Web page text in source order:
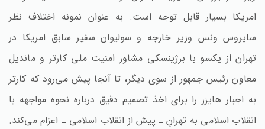
امریکا بسیار قابل توجه است‌. به عنوان نمونه اختلاف نظر
سایروس ونس وزیر خارجه و سولیوان سفیر سابق امریکا در
تهران از یکسو با برژینسکی مشاور امنیت ملی کارتر و ماندیل
معاون رئیس جمهور از سوی دیگر، تا آنجا پیش می‌رود که کارتر
به اجبار هایزر را برای اخذ تصمیم دقیق درباره نحوه مواجهه با
انقلاب اسلامی به تهران‌ِ ـ پیش از انقلاب اسلامی ـ اعزام می‌کند.